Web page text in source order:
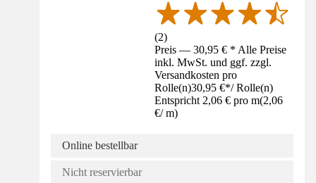
(2)
Preis — 30,95 € * Alle Preise
inkl. MwSt. und ggf. zzgl.
Versandkosten pro
Rolle(n)30,95 €*/ Rolle(n)
Entspricht 2,06 € pro m(2,06
€/ m)
Online bestellbar
Nicht reservierbar